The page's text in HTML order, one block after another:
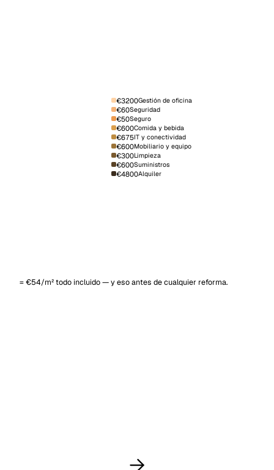
€4800Alquiler
€600Suministros
€300Limpieza
€600Mobiliario y equipo
€675IT y conectividad
€600Comida y bebida
€50Seguro
€60Seguridad
€3200Gestión de oficina
= €54/m² todo incluido — y eso antes de cualquier reforma.